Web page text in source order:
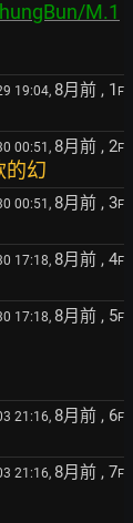
M.1
19:04, 8月前 , 1 F
00:51, 8月前 , 2F
的幻
00:51, 8月前 , 3F
17:18, 8月前 , 4F
17:18, 8月前 , 5F
21:16, 8月前 , 6F
21:16, 8月前 , 7F